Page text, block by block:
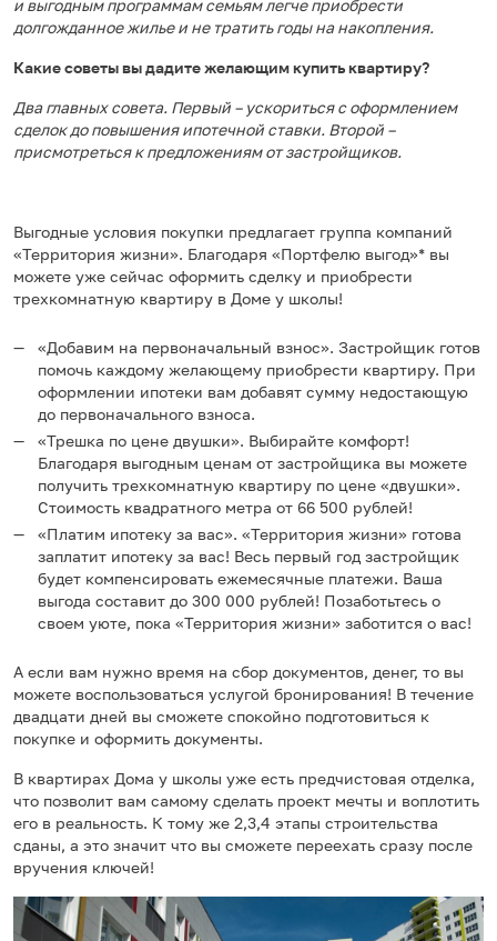
и выгодным программам семьям легче приобрести
долгожданное жилье и не тратить годы на накопления.
Какие советы вы дадите желающим купить квартиру?
Два главных совета. Первый – ускориться с оформлением
сделок до повышения ипотечной ставки. Второй –
присмотреться к предложениям от застройщиков.
Выгодные условия покупки предлагает группа компаний
«Территория жизни». Благодаря «Портфелю выгод»* вы
можете уже сейчас оформить сделку и приобрести
трехкомнатную квартиру в Доме у школы!
«Добавим на первоначальный взнос». Застройщик готов
помочь каждому желающему приобрести квартиру. При
оформлении ипотеки вам добавят сумму недостающую
до первоначального взноса.
«Трешка по цене двушки». Выбирайте комфорт!
Благодаря выгодным ценам от застройщика вы можете
получить трехкомнатную квартиру по цене «двушки».
Стоимость квадратного метра от 66 500 рублей!
«Платим ипотеку за вас». «Территория жизни» готова
заплатит ипотеку за вас! Весь первый год застройщик
будет компенсировать ежемесячные платежи. Ваша
выгода составит до 300 000 рублей! Позаботьтесь о
своем уюте, пока «Территория жизни» заботится о вас!
А если вам нужно время на сбор документов, денег, то вы
можете воспользоваться услугой бронирования! В течение
двадцати дней вы сможете спокойно подготовиться к
покупке и оформить документы.
В квартирах Дома у школы уже есть предчистовая отделка,
что позволит вам самому сделать проект мечты и воплотить
его в реальность. К тому же 2,3,4 этапы строительства
сданы, а это значит что вы сможете переехать сразу после
вручения ключей!